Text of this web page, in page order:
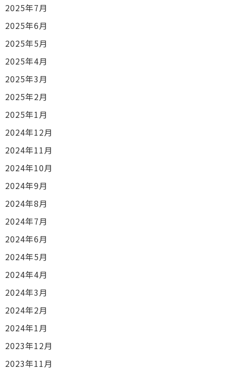
2025年7月
2025年6月
2025年5月
2025年4月
2025年3月
2025年2月
2025年1月
2024年12月
2024年11月
2024年10月
2024年9月
2024年8月
2024年7月
2024年6月
2024年5月
2024年4月
2024年3月
2024年2月
2024年1月
2023年12月
2023年11月